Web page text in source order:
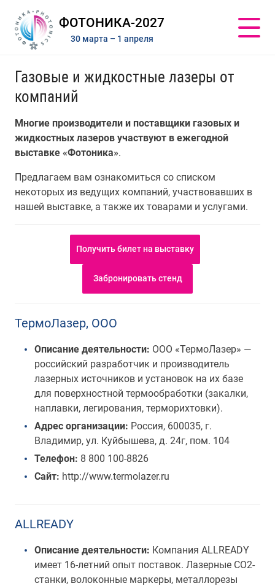
ФОТОНИКА-2027
30 марта – 1 апреля
Газовые и жидкостные лазеры от
компаний
Многие производители и поставщики газовых и
жидкостных лазеров участвуют в ежегодной
выставке «Фотоника».
Предлагаем вам ознакомиться со списком
некоторых из ведущих компаний, участвовавших в
нашей выставке, а также их товарами и услугами.
Получить билет на выставку
Забронировать стенд
ТермоЛазер, ООО
Описание деятельности: ООО «ТермоЛазер» —
российский разработчик и производитель
лазерных источников и установок на их базе
для поверхностной термообработки (закалки,
наплавки, легирования, терморихтовки).
Адрес организации: Россия, 600035, г.
Владимир, ул. Куйбышева, д. 24г, пом. 104
Телефон: 8 800 100-8826
Сайт: http://www.termolazer.ru
ALLREADY
Описание деятельности: Компания ALLREADY
имеет 16-летний опыт поставок. Лазерные СО2-
станки, волоконные маркеры, металлорезы